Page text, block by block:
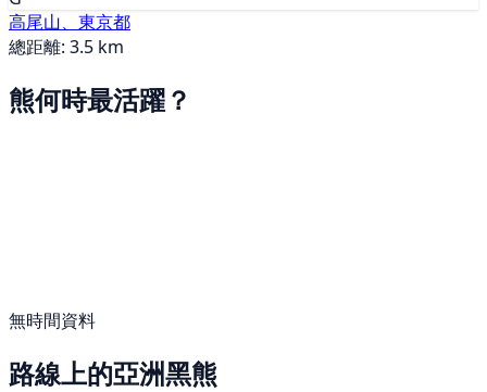
高尾山、東京都
總距離: 3.5 km
熊何時最活躍？
無時間資料
路線上的亞洲黑熊